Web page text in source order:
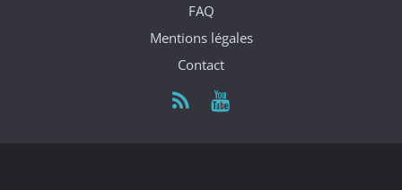
FAQ
Mentions légales
Contact